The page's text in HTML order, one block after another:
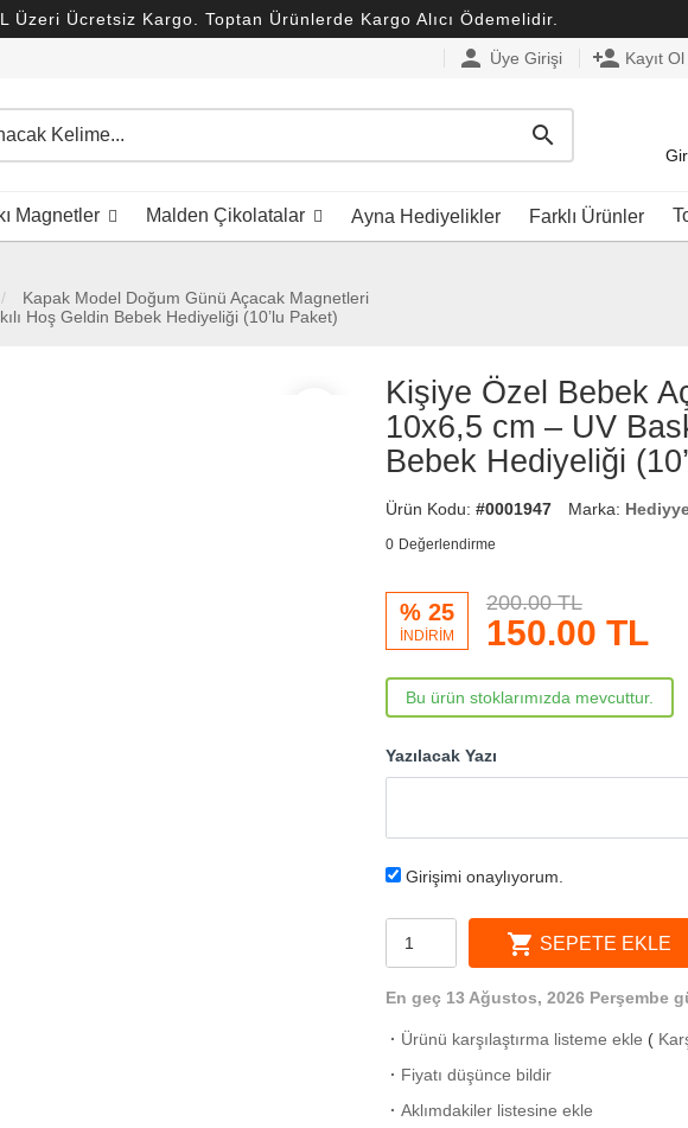
Üzeri Ücretsiz Kargo. Toptan Ürünlerde Kargo Alıcı Ödemelidir.
person Üye Girişi person_add Kayıt Ol
search
Magnetler Malden Çikolatalar Ayna Hediyelikler Farklı Ürünler
Kapak Model Doğum Günü Açacak Magnetleri
Hoş Geldin Bebek Hediyeliği (10’lu Paket)
Kişiye Özel Bebek
10x6,5 cm – UV
Bebek Hediyeliği
Ürün Kodu: #0001947 Marka:
0 Değerlendirme
% 25
İNDİRİM
200.00 TL
150.00 TL
Bu ürün stoklarımızda mevcuttur.
Yazılacak Yazı
Girişimi onaylıyorum.
shopping_cart SEPETE EKLE
En geç 13 Ağustos, 2026 Perşembe
· Ürünü karşılaştırma listeme ekle (
· Fiyatı düşünce bildir
· Aklımdakiler listesine ekle